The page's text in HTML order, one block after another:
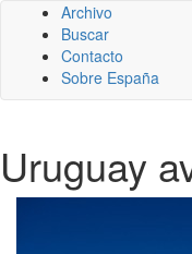
Archivo
Buscar
Contacto
Sobre España
Uruguay